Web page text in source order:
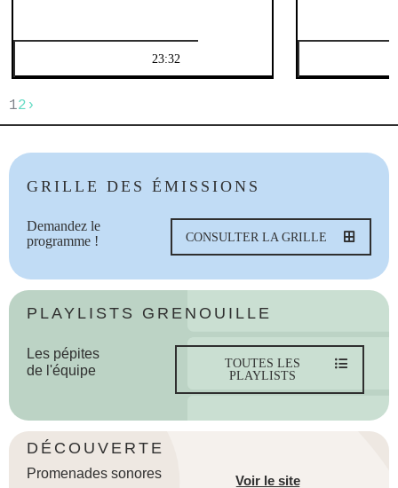
23:32
12 ›
GRILLE DES ÉMISSIONS
Demandez le
programme !
CONSULTER LA GRILLE
PLAYLISTS GRENOUILLE
Les pépites
de l'équipe
TOUTES LES
PLAYLISTS
DÉCOUVERTE
Promenades sonores Voir le site